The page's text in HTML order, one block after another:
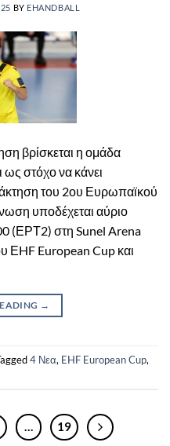
BY EHANDBALL
βρίσκεται η ομάδα
στόχο να κάνει
του 2ου Ευρωπαϊκού
υποδέχεται αύριο
(ΕΡΤ2) στη Sunel Arena
ΕHF European Cup και
→
4 Νεα, EHF European Cup,
… 19